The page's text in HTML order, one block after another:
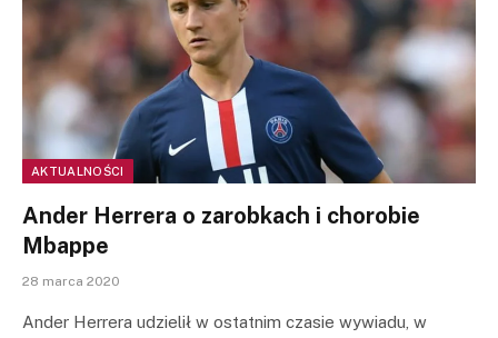
AKTUALNOŚCI
Ander Herrera o zarobkach i chorobie
Mbappe
28 marca 2020
Ander Herrera udzielił w ostatnim czasie wywiadu, w